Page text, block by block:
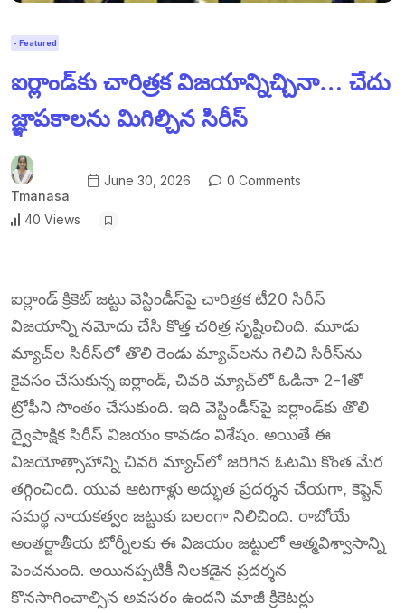
- Featured
ఐర్లాండ్‌కు చారిత్రక విజయాన్నిచ్చినా… చేదు
జ్ఞాపకాలను మిగిల్చిన సిరీస్
Tmanasa
June 30, 2026 0 Comments
40 Views
ఐర్లాండ్ క్రికెట్ జట్టు వెస్టిండీస్‌పై చారిత్రక టీ20 సిరీస్
విజయాన్ని నమోదు చేసి కొత్త చరిత్ర సృష్టించింది. మూడు
మ్యాచ్‌ల సిరీస్‌లో తొలి రెండు మ్యాచ్‌లను గెలిచి సిరీస్‌ను
కైవసం చేసుకున్న ఐర్లాండ్, చివరి మ్యాచ్‌లో ఓడినా 2-1తో
ట్రోఫీని సొంతం చేసుకుంది. ఇది వెస్టిండీస్‌పై ఐర్లాండ్‌కు తొలి
ద్వైపాక్షిక సిరీస్ విజయం కావడం విశేషం. అయితే ఈ
విజయోత్సాహాన్ని చివరి మ్యాచ్‌లో జరిగిన ఓటమి కొంత మేర
తగ్గించింది. యువ ఆటగాళ్లు అద్భుత ప్రదర్శన చేయగా, కెప్టెన్
సమర్థ నాయకత్వం జట్టుకు బలంగా నిలిచింది. రాబోయే
అంతర్జాతీయ టోర్నీలకు ఈ విజయం జట్టులో ఆత్మవిశ్వాసాన్ని
పెంచనుంది. అయినప్పటికీ నిలకడైన ప్రదర్శన
కొనసాగించాల్సిన అవసరం ఉందని మాజీ క్రికెటర్లు